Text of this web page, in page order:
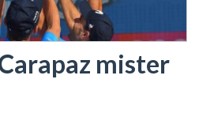
mister